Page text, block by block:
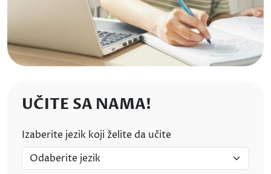
UČITE SA NAMA!
Izaberite jezik koji želite da učite